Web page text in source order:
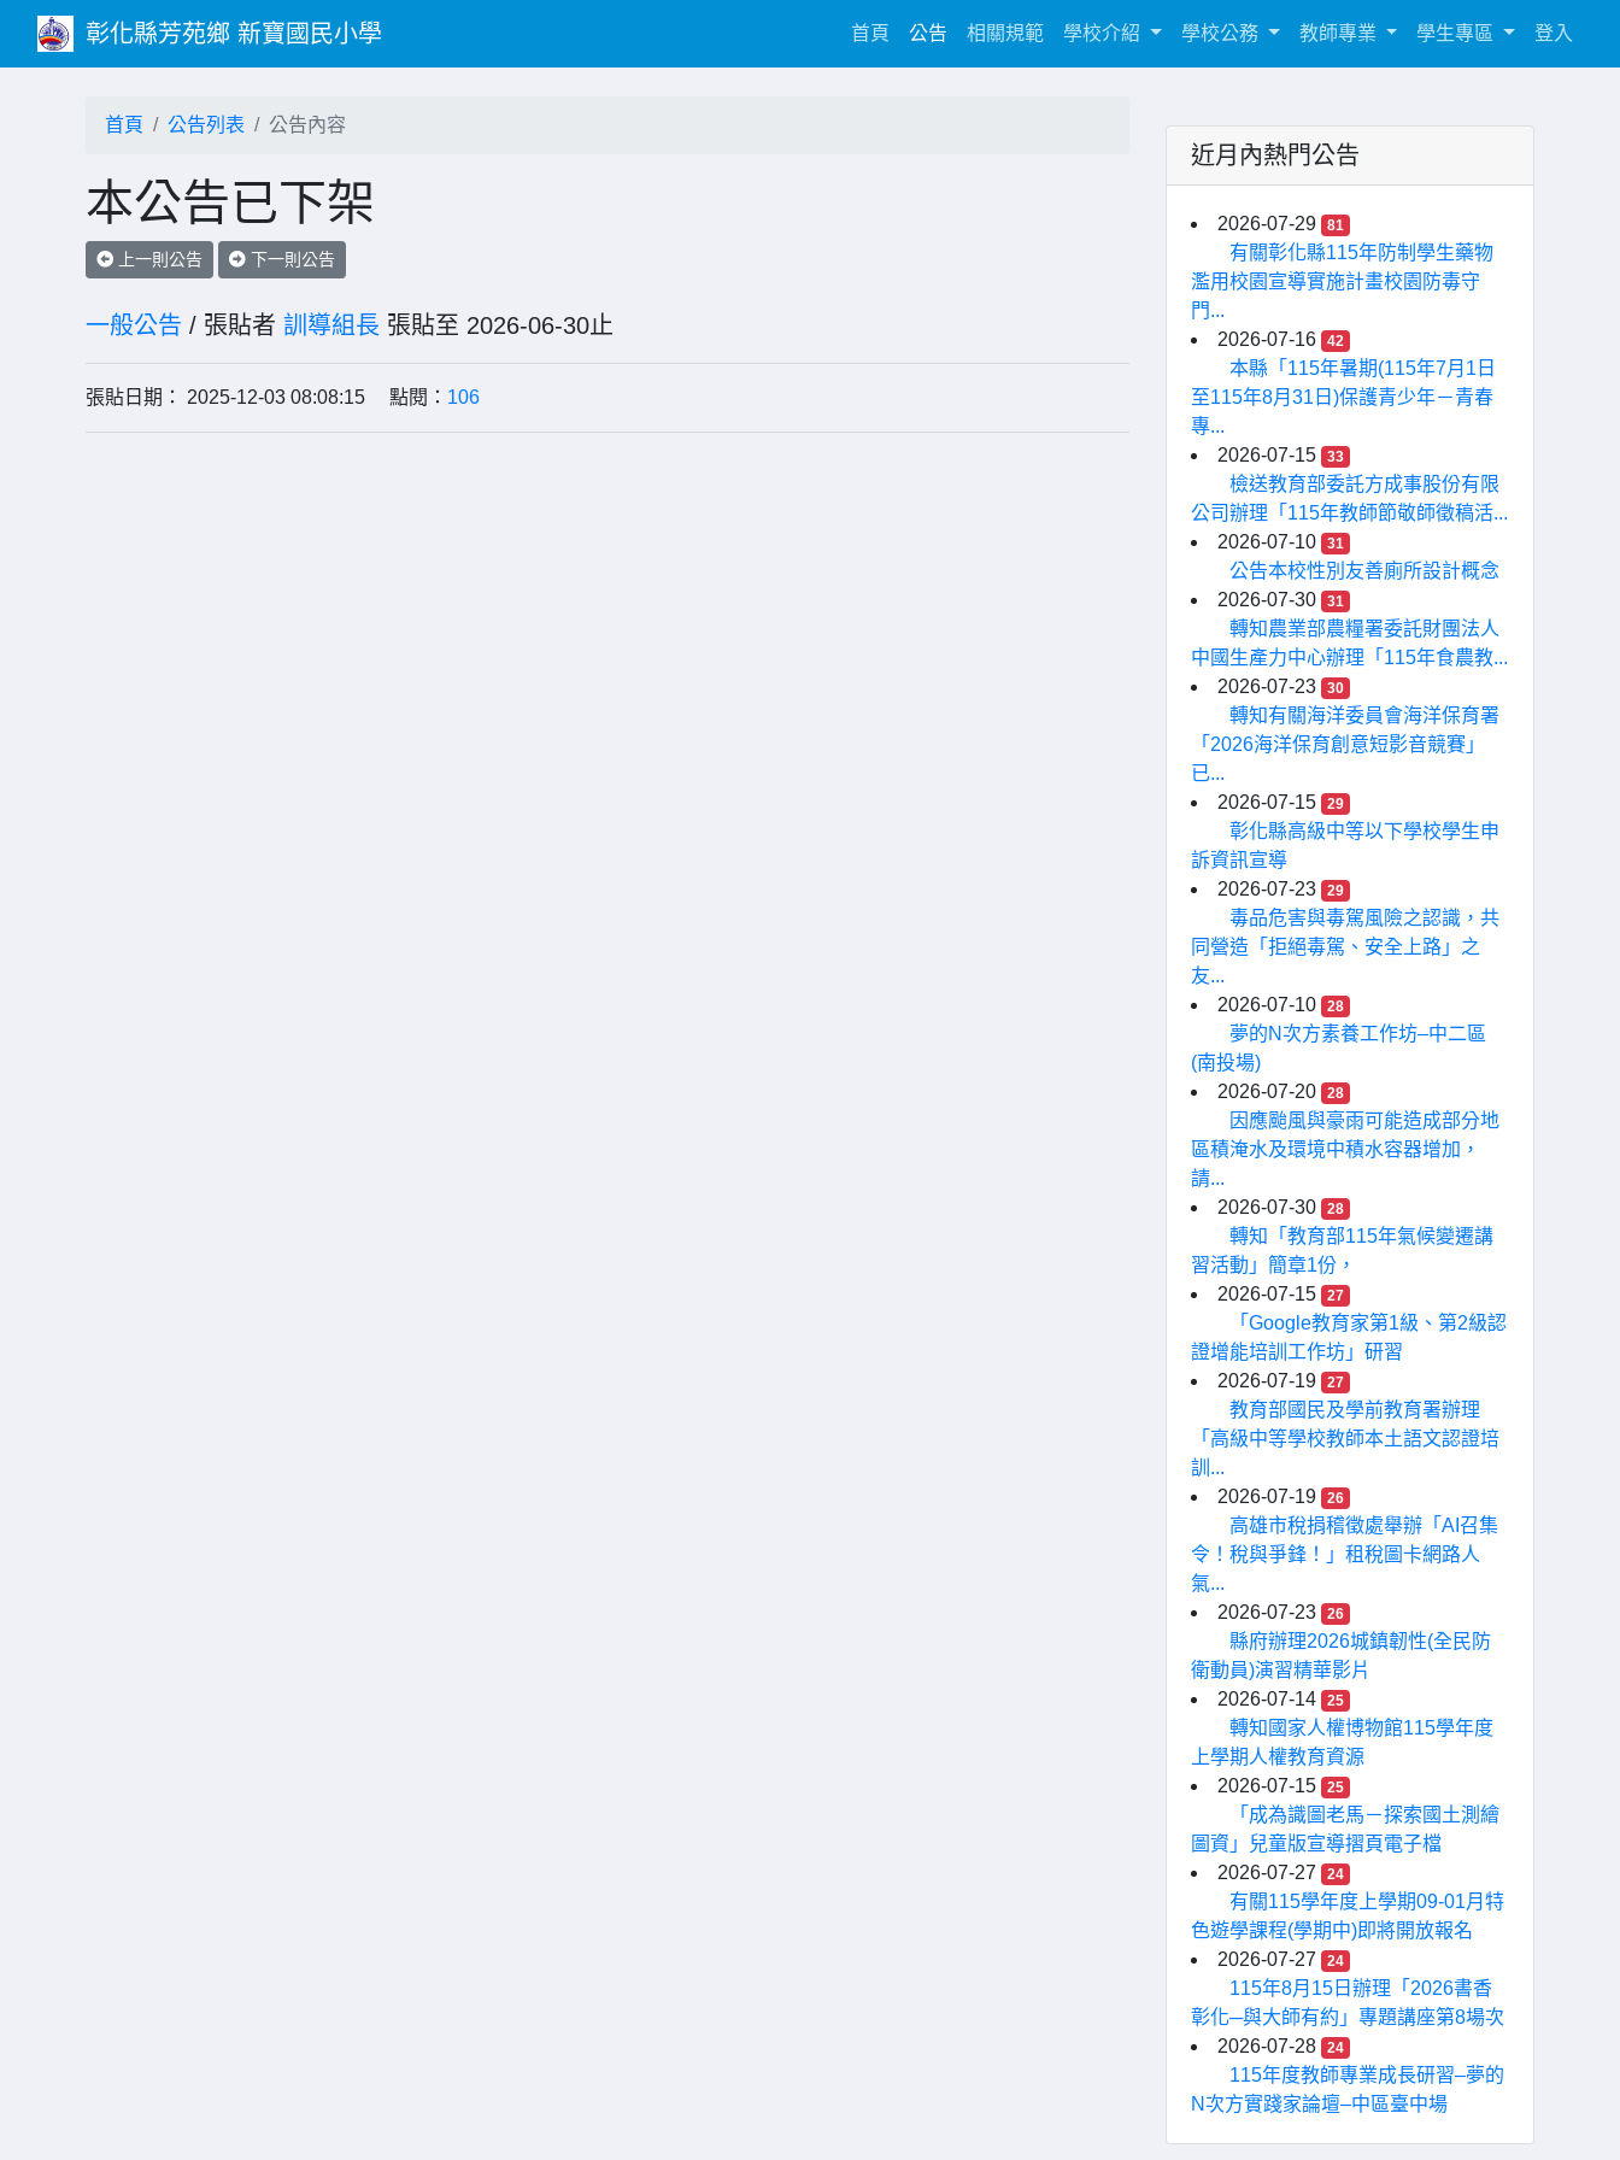
彰化縣芳苑鄉 新寶國民小學 首頁 (current)
公告 相關規範 學校介紹 學校公務 教師專業 學生專區 登入
首頁 公告列表 公告內容
本公告已下架
上一則公告 下一則公告
一般公告 / 張貼者 訓導組長 張貼至 2026-06-30止
張貼日期： 2025-12-03 08:08:15 點閱： 106
近月內熱門公告
2026-07-29 81
有關彰化縣115年防制學生藥物
濫用校園宣導實施計畫校園防毒守
門...
2026-07-16
42
本縣「115年暑期(115年7月1日
至115年8月31日)保護青少年－青春
專...
2026-07-15
33
檢送教育部委託方成事股份有限
公司辦理「115年教師節敬師徵稿活...
2026-07-10
31
公告本校性別友善廁所設計概念
2026-07-30
31
轉知農業部農糧署委託財團法人
中國生產力中心辦理「115年食農教...
2026-07-23
30
轉知有關海洋委員會海洋保育署
「2026海洋保育創意短影音競賽」
已...
2026-07-15
29
彰化縣高級中等以下學校學生申
訴資訊宣導
2026-07-23
29
毒品危害與毒駕風險之認識，共
同營造「拒絕毒駕、安全上路」之
友...
2026-07-10
28
夢的N次方素養工作坊–中二區
(南投場)
2026-07-20
28
因應颱風與豪雨可能造成部分地
區積淹水及環境中積水容器增加，
請...
2026-07-30
28
轉知「教育部115年氣候變遷講
習活動」簡章1份，
2026-07-15
27
「Google教育家第1級、第2級認
證增能培訓工作坊」研習
2026-07-19
27
教育部國民及學前教育署辦理
「高級中等學校教師本土語文認證培
訓...
2026-07-19
26
高雄市稅捐稽徵處舉辦「AI召集
令！稅與爭鋒！」租稅圖卡網路人
氣...
2026-07-23
26
縣府辦理2026城鎮韌性(全民防
衛動員)演習精華影片
2026-07-14
25
轉知國家人權博物館115學年度
上學期人權教育資源
2026-07-15
25
「成為識圖老馬－探索國土測繪
圖資」兒童版宣導摺頁電子檔
2026-07-27
24
有關115學年度上學期09-01月特
色遊學課程(學期中)即將開放報名
2026-07-27
24
115年8月15日辦理「2026書香
彰化─與大師有約」專題講座第8場次
2026-07-28
24
115年度教師專業成長研習–夢的
N次方實踐家論壇–中區臺中場